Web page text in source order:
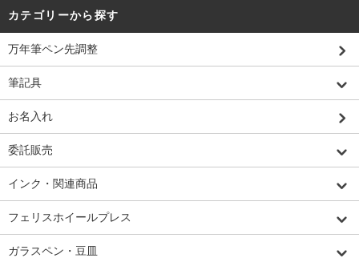
カテゴリーから探す
万年筆ペン先調整
筆記具
お名入れ
委託販売
インク・関連商品
フェリスホイールプレス
ガラスペン・豆皿